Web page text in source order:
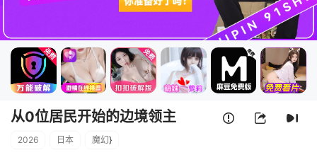
从0位居民开始的边境领主
2026 日本 魔幻}